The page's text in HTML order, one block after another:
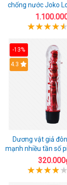
chống nước Joko
hoa
-13%
4.3
Dương vật giả
mạnh nhiều tần số
cặp đôi